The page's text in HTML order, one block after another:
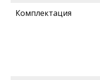
Комплектация